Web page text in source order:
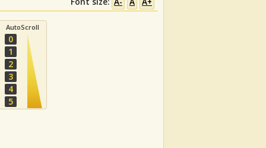
AutoScroll
0
1
2
3
4
5